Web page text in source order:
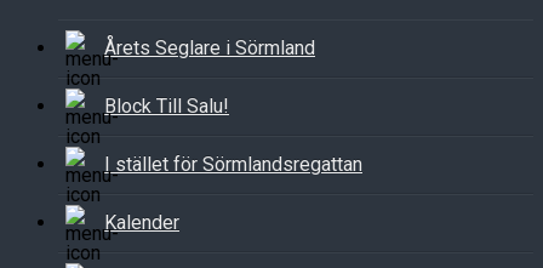
Årets Seglare i Sörmland
Block Till Salu!
I stället för Sörmlandsregattan
Kalender